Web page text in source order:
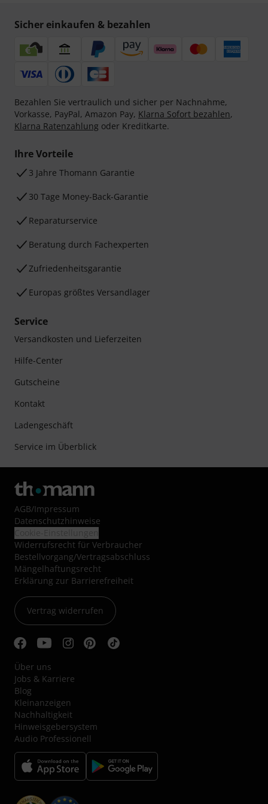
Sicher einkaufen & bezahlen
Bezahlen Sie vertraulich und sicher per Nachnahme,
Vorkasse, PayPal, Amazon Pay, Klarna Sofort bezahlen,
Klarna Ratenzahlung oder Kreditkarte.
Ihre Vorteile
3 Jahre Thomann Garantie
30 Tage Money-Back-Garantie
Reparaturservice
Beratung durch Fachexperten
Zufriedenheitsgarantie
Europas größtes Versandlager
Service
Versandkosten und Lieferzeiten
Hilfe-Center
Gutscheine
Kontakt
Ladengeschäft
Service im Überblick
AGB/Impressum
Datenschutzhinweise
Widerrufsrecht für Verbraucher
Bestellvorgang/Vertragsabschluss
Mängelhaftungsrecht
Erklärung zur Barrierefreiheit
Vertrag widerrufen
Über uns
Jobs & Karriere
Blog
Kleinanzeigen
Nachhaltigkeit
Hinweisgebersystem
Audio Professionell